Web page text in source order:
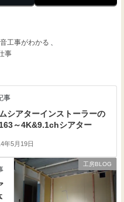
工事がわかる 、
事
事
シアターインストーラーの
～4K&9.1chシアター
年5月19日
工房BLOG